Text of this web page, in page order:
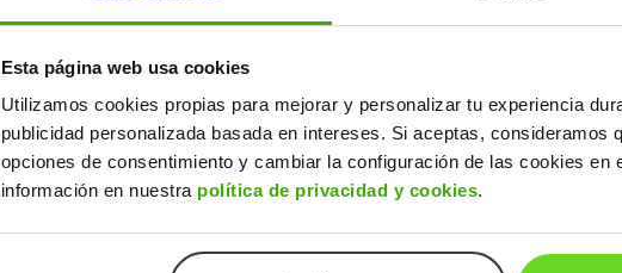
Esta página web usa cookies
Utilizamos cookies propias para mejorar y personalizar tu experiencia
publicidad personalizada basada en intereses. Si aceptas, consideramos
opciones de consentimiento y cambiar la configuración de las cookies en
información en nuestra política de privacidad y cookies.
Prestaciones, consumo y emisiones
Velocidad máxima
Dimensiones y otros datos
Largo
Ancho
Alto